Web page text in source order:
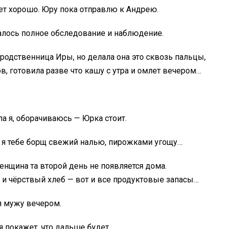
хорошо. Юру пока отправлю к Андрею.
полное обследование и наблюдение.
Иры, но делала она это сквозь пальцы,
готовила разве что кашу с утра и омлет вечером…
я, оборачиваюсь — Юрка стоит.
тебе борщ свежий налью, пирожками угощу…
та второй день не появляется дома.
чёрствый хлеб — вот и все продуктовые запасы…
мужу вечером.